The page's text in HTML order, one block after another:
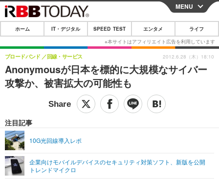
CLOSE
ホーム
IT・デジタル
IT・デジタルTOP スマートフォン
その他
SPEED TEST
映画・ドラマ
グラビア
ライフTOP
その他
リリース一覧
プッシュ通知の停止方法
MENU
ホーム IT・デジタル SPEED TEST エンタメ ライフ
Anonymousが日本を標的に大規模なサイバー
攻撃か、被害拡大の可能性も
ブロードバンド 回線・サービス
注目記事
10G光回線導入レポ
企業向けモバイルデバイスのセキュリティ対策ソフト、新版を公開
トレンドマイクロ
2012.6.28（木）18:10